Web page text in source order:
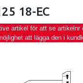
18-EC
artikel för att se artikelnr
att lägga den i